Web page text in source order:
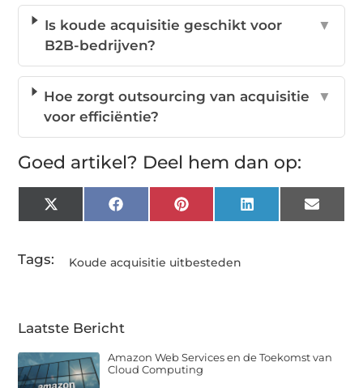
Is koude acquisitie geschikt voor
B2B-bedrijven?
▼
Hoe zorgt outsourcing van acquisitie
voor efficiëntie?
▼
Goed artikel? Deel hem dan op:
X
(Twitter)
FacebookPinterestLinkedInEmail
Tags: Koude acquisitie uitbesteden
Laatste Bericht
Amazon Web Services en de Toekomst van
Cloud Computing